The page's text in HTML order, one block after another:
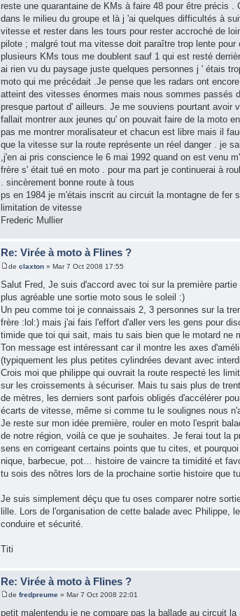
reste une quarantaine de KMs à faire 48 pour être précis .
dans le milieu du groupe et là j 'ai quelques difficultés à
vitesse et rester dans les tours pour rester accroché de
pilote ; malgré tout ma vitesse doit paraître trop lente
plusieurs KMs tous me doublent sauf 1 qui est resté
ai rien vu du paysage juste quelques personnes j ' étais
moto qui me précédait .Je pense que les radars ont
atteint des vitesses énormes mais nous sommes passés
presque partout d' ailleurs. Je me souviens pourtant avoir
fallait montrer aux jeunes qu' on pouvait faire de la moto
pas me montrer moralisateur et chacun est libre mais il
que la vitesse sur la route représente un réel danger . je
,j'en ai pris conscience le 6 mai 1992 quand on est venu
frère s' était tué en moto . pour ma part je continuerai à
. sincèrement bonne route à tous
ps en 1984 je m'étais inscrit au circuit la montagne de fer
limitation de vitesse
Frederic Mullier
Re: Virée à moto à Flines ?
de claxton » Mar 7 Oct 2008 17:55
Salut Fred, Je suis d'accord avec toi sur la première
plus agréable une sortie moto sous le soleil :)
Un peu comme toi je connaissais 2, 3 personnes sur la
frère :lol:) mais j'ai fais l'effort d'aller vers les gens pour
timide que toi qui sait, mais tu sais bien que le motard ne
Ton message est intéressant car il montre les axes
(typiquement les plus petites cylindrées devant avec
Crois moi que philippe qui ouvrait la route respecté les
sur les croissements à sécuriser. Mais tu sais plus de
de mètres, les derniers sont parfois obligés d'accélérer
écarts de vitesse, même si comme tu le soulignes nous
Je reste sur mon idée première, rouler en moto l'esprit
de notre région, voilà ce que je souhaites. Je ferai tout la
sens en corrigeant certains points que tu cites, et
nique, barbecue, pot… histoire de vaincre ta timidité et
tu sois des nôtres lors de la prochaine sortie histoire que
Je suis simplement déçu que tu oses comparer notre
lille. Lors de l'organisation de cette balade avec Philippe,
conduire et sécurité.
Titi
Re: Virée à moto à Flines ?
de fredpreume » Mar 7 Oct 2008 22:01
petit malentendu je ne compare pas la ballade au circuit